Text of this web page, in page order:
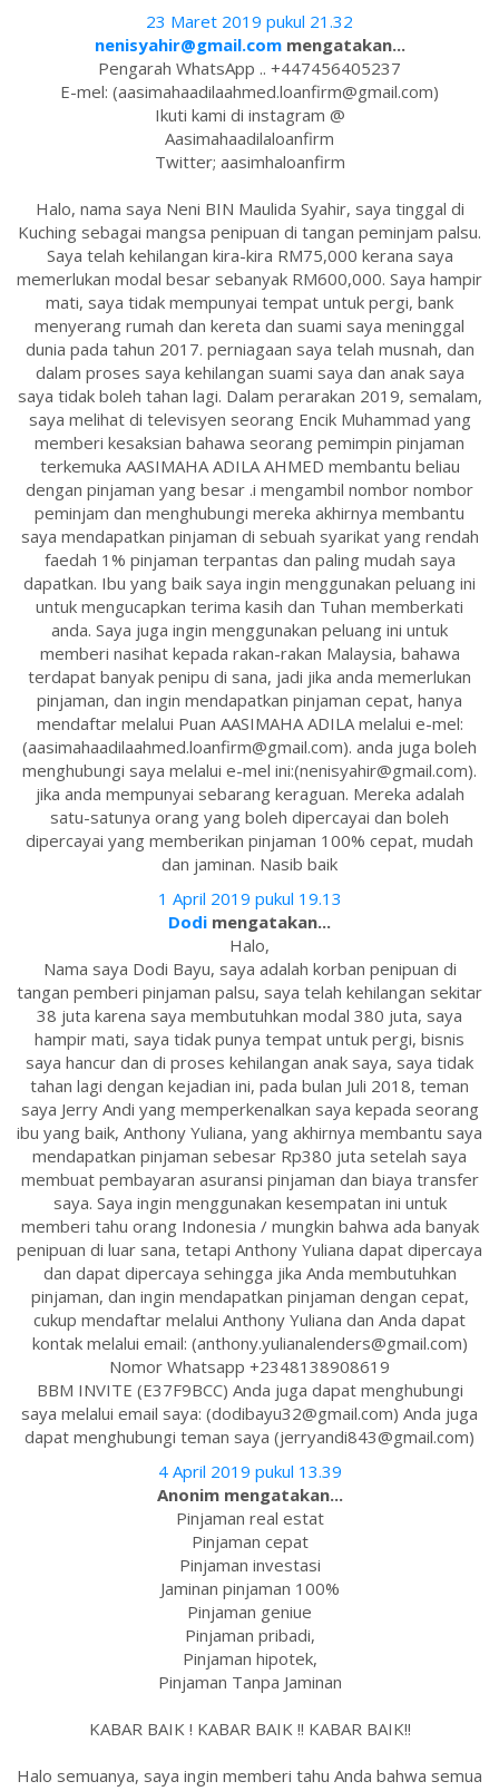
23 Maret 2019 pukul 21.32
nenisyahir@gmail.commengatakan...
Pengarah WhatsApp .. +447456405237
E-mel: (aasimahaadilaahmed.loanfirm@gmail.com)
Ikuti kami di instagram @
Aasimahaadilaloanfirm
Twitter; aasimhaloanfirm
Halo, nama saya Neni BIN Maulida Syahir, saya tinggal di
Kuching sebagai mangsa penipuan di tangan peminjam palsu.
Saya telah kehilangan kira-kira RM75,000 kerana saya
memerlukan modal besar sebanyak RM600,000. Saya hampir
mati, saya tidak mempunyai tempat untuk pergi, bank
menyerang rumah dan kereta dan suami saya meninggal
dunia pada tahun 2017. perniagaan saya telah musnah, dan
dalam proses saya kehilangan suami saya dan anak saya
saya tidak boleh tahan lagi. Dalam perarakan 2019, semalam,
saya melihat di televisyen seorang Encik Muhammad yang
memberi kesaksian bahawa seorang pemimpin pinjaman
terkemuka AASIMAHA ADILA AHMED membantu beliau
dengan pinjaman yang besar .i mengambil nombor nombor
peminjam dan menghubungi mereka akhirnya membantu
saya mendapatkan pinjaman di sebuah syarikat yang rendah
faedah 1% pinjaman terpantas dan paling mudah saya
dapatkan. Ibu yang baik saya ingin menggunakan peluang ini
untuk mengucapkan terima kasih dan Tuhan memberkati
anda. Saya juga ingin menggunakan peluang ini untuk
memberi nasihat kepada rakan-rakan Malaysia, bahawa
terdapat banyak penipu di sana, jadi jika anda memerlukan
pinjaman, dan ingin mendapatkan pinjaman cepat, hanya
mendaftar melalui Puan AASIMAHA ADILA melalui e-mel:
(aasimahaadilaahmed.loanfirm@gmail.com). anda juga boleh
menghubungi saya melalui e-mel ini:(nenisyahir@gmail.com).
jika anda mempunyai sebarang keraguan. Mereka adalah
satu-satunya orang yang boleh dipercayai dan boleh
dipercayai yang memberikan pinjaman 100% cepat, mudah
dan jaminan. Nasib baik
1 April 2019 pukul 19.13
Dodi mengatakan...
Halo,
Nama saya Dodi Bayu, saya adalah korban penipuan di
tangan pemberi pinjaman palsu, saya telah kehilangan sekitar
38 juta karena saya membutuhkan modal 380 juta, saya
hampir mati, saya tidak punya tempat untuk pergi, bisnis
saya hancur dan di proses kehilangan anak saya, saya tidak
tahan lagi dengan kejadian ini, pada bulan Juli 2018, teman
saya Jerry Andi yang memperkenalkan saya kepada seorang
ibu yang baik, Anthony Yuliana, yang akhirnya membantu saya
mendapatkan pinjaman sebesar Rp380 juta setelah saya
membuat pembayaran asuransi pinjaman dan biaya transfer
saya. Saya ingin menggunakan kesempatan ini untuk
memberi tahu orang Indonesia / mungkin bahwa ada banyak
penipuan di luar sana, tetapi Anthony Yuliana dapat dipercaya
dan dapat dipercaya sehingga jika Anda membutuhkan
pinjaman, dan ingin mendapatkan pinjaman dengan cepat,
cukup mendaftar melalui Anthony Yuliana dan Anda dapat
kontak melalui email: (anthony.yulianalenders@gmail.com)
Nomor Whatsapp +2348138908619
BBM INVITE (E37F9BCC) Anda juga dapat menghubungi
saya melalui email saya: (dodibayu32@gmail.com) Anda juga
dapat menghubungi teman saya (jerryandi843@gmail.com)
4 April 2019 pukul 13.39
Anonim mengatakan...
Pinjaman real estat
Pinjaman cepat
Pinjaman investasi
Jaminan pinjaman 100%
Pinjaman geniue
Pinjaman pribadi,
Pinjaman hipotek,
Pinjaman Tanpa Jaminan
KABAR BAIK ! KABAR BAIK !! KABAR BAIK!!
Halo semuanya, saya ingin memberi tahu Anda bahwa semua